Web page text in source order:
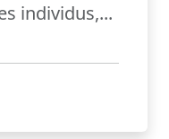
individus,...